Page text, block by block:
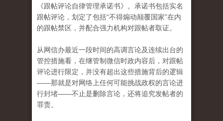
《跟帖评论自律管理承诺书》。承诺书包括实名
跟帖评论，划定了包括“不得煽动颠覆国家”在内
的跟帖禁区，并配合强力机构对跟帖者取证。
从网信办最近一段时间的高调言论及连续出台的
管控措施看，在继管制微信时政内容后，对跟帖
评论进行限定，并没有超出这些措施背后的逻辑
——那就是对网络上任何可能挑战政权的言论进
行封堵——不止是删除言论，还将追究发帖者的
罪责。